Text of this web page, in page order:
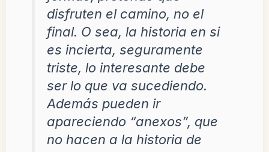
disfruten el camino, no el
final. O sea, la historia en si
es incierta, seguramente
triste, lo interesante debe
ser lo que va sucediendo.
Además pueden ir
apareciendo “anexos”, que
no hacen a la historia de